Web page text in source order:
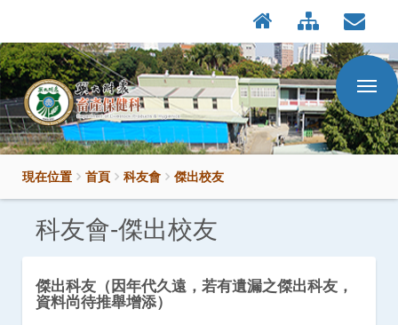
到
主
要
內
容
區
現在位置 首頁 科友會 傑出校友
科友會-傑出校友
傑出科友（因年代久遠，若有遺漏之傑出科友，
資料尚待推舉增添）